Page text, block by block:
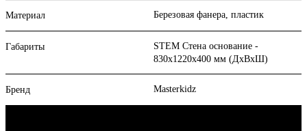
Материал Березовая фанера, пластик
Габариты
STEM Стена основание -
830х1220х400 мм (ДхВхШ)
Бренд Masterkidz